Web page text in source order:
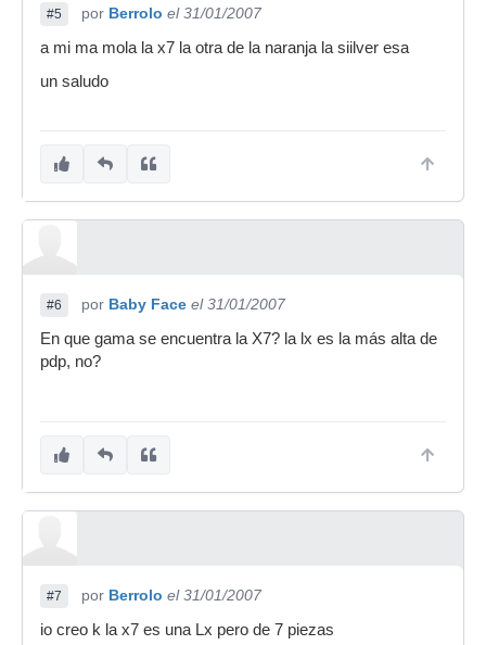
#5 por Berrolo el 31/01/2007
a mi ma mola la x7 la otra de la naranja la siilver esa
un saludo
#6 por Baby Face el 31/01/2007
En que gama se encuentra la X7? la lx es la más alta de
pdp, no?
#7 por Berrolo el 31/01/2007
io creo k la x7 es una Lx pero de 7 piezas